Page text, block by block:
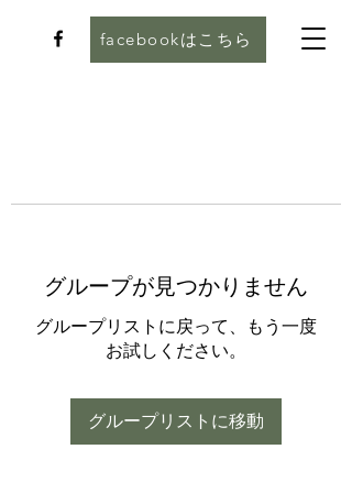
facebookはこちら
グループが見つかりません
グループリストに戻って、もう一度
お試しください。
グループリストに移動